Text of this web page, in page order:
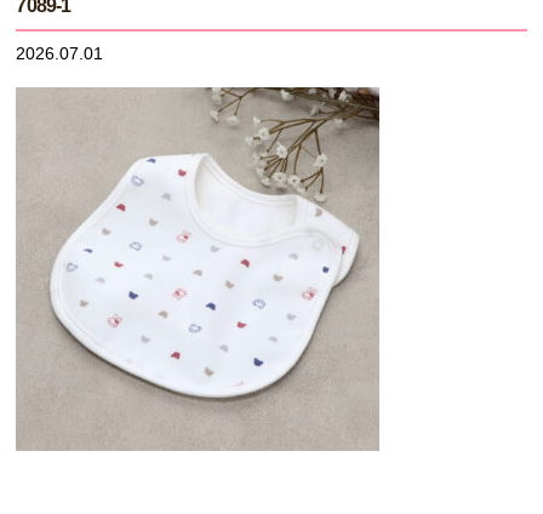
7089-1
2026.07.01